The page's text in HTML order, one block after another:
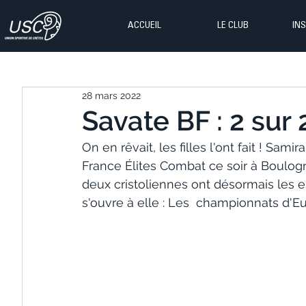
ACCUEIL LE CLUB
Savate BF : 2 sur
28 mars 2022
On en rêvait, les filles l'ont fait !
France Élites Combat ce soir à
deux cristoliennes ont désormais les
s'ouvre à elle : Les  championnats